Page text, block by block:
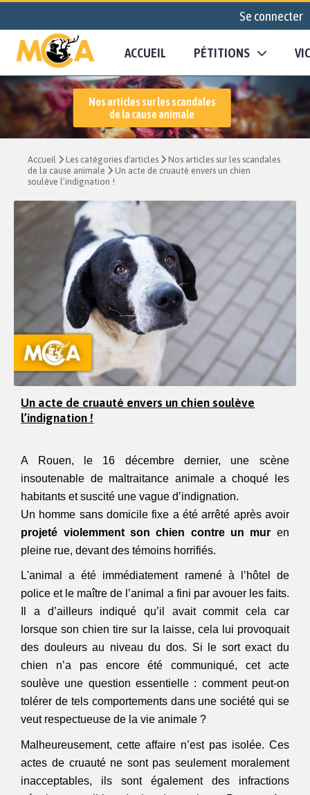
Se connecter
ACCUEIL PÉTITIONS
Nos articles sur les scandales
de la cause animale
Accueil Les catégories d'articles
Nos articles sur les scandales
de la cause animale
Un acte de cruauté envers un chien
soulève l’indignation !
Un acte de cruauté envers un chien soulève
l’indignation !
A Rouen, le 16 décembre dernier, une scène
insoutenable de maltraitance animale a choqué les
habitants et suscité une vague d’indignation.
Un homme sans domicile fixe a été arrêté après avoir
projeté violemment son chien contre un mur en
pleine rue, devant des témoins horrifiés.
L'animal a été immédiatement ramené à l’hôtel de
police et le maître de l’animal a fini par avouer les faits.
Il a d’ailleurs indiqué qu’il avait commit cela car
lorsque son chien tire sur la laisse, cela lui provoquait
des douleurs au niveau du dos. Si le sort exact du
chien n’a pas encore été communiqué, cet acte
soulève une question essentielle : comment peut-on
tolérer de tels comportements dans une société qui se
veut respectueuse de la vie animale ?
Malheureusement, cette affaire n’est pas isolée. Ces
actes de cruauté ne sont pas seulement moralement
inacceptables, ils sont également des infractions